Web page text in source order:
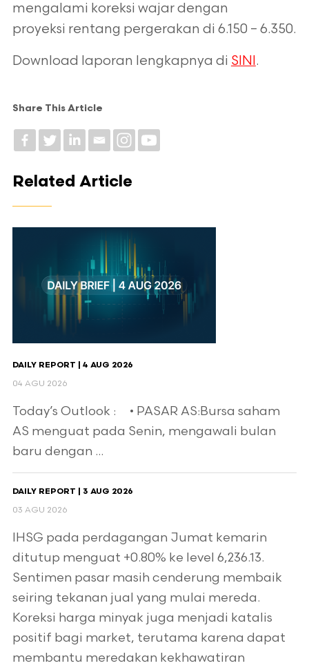
mengalami koreksi wajar dengan
proyeksi rentang pergerakan di 6.150 – 6.350.
Download laporan lengkapnya di SINI.
Share This Article
Related Article
DAILY REPORT | 4 AUG 2026
04 AGU 2026
Today’s Outlook : • PASAR AS:Bursa saham
AS menguat pada Senin, mengawali bulan
baru dengan ...
DAILY REPORT | 3 AUG 2026
03 AGU 2026
IHSG pada perdagangan Jumat kemarin
ditutup menguat +0.80% ke level 6,236.13.
Sentimen pasar masih cenderung membaik
seiring tekanan jual yang mulai mereda.
Koreksi harga minyak juga menjadi katalis
positif bagi market, terutama karena dapat
membantu meredakan kekhawatiran